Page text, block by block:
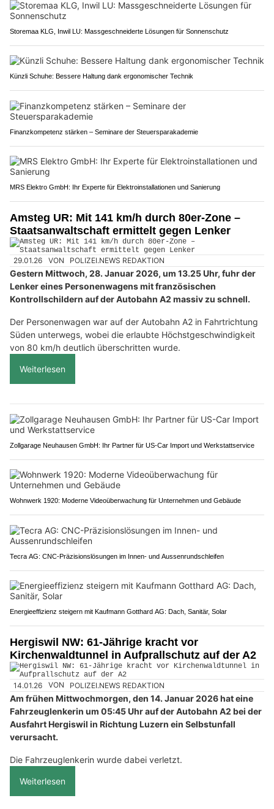
Storemaa KLG, Inwil LU: Massgeschneiderte Lösungen für Sonnenschutz
Künzli Schuhe: Bessere Haltung dank ergonomischer Technik
Finanzkompetenz stärken – Seminare der Steuersparakademie
MRS Elektro GmbH: Ihr Experte für Elektroinstallationen und Sanierung
Amsteg UR: Mit 141 km/h durch 80er-Zone –
Staatsanwaltschaft ermittelt gegen Lenker
29.01.26 VON POLIZEI.NEWS REDAKTION
Gestern Mittwoch, 28. Januar 2026, um 13.25 Uhr, fuhr der
Lenker eines Personenwagens mit französischen
Kontrollschildern auf der Autobahn A2 massiv zu schnell.
Der Personenwagen war auf der Autobahn A2 in Fahrtrichtung
Süden unterwegs, wobei die erlaubte Höchstgeschwindigkeit
von 80 km/h deutlich überschritten wurde.
Weiterlesen
Zollgarage Neuhausen GmbH: Ihr Partner für US-Car Import und Werkstattservice
Wohnwerk 1920: Moderne Videoüberwachung für Unternehmen und Gebäude
Tecra AG: CNC-Präzisionslösungen im Innen- und Aussenrundschleifen
Energieeffizienz steigern mit Kaufmann Gotthard AG: Dach, Sanitär, Solar
Hergiswil NW: 61-Jährige kracht vor
Kirchenwaldtunnel in Aufprallschutz auf der A2
14.01.26 VON POLIZEI.NEWS REDAKTION
Am frühen Mittwochmorgen, den 14. Januar 2026 hat eine
Fahrzeuglenkerin um 05:45 Uhr auf der Autobahn A2 bei der
Ausfahrt Hergiswil in Richtung Luzern ein Selbstunfall
verursacht.
Die Fahrzeuglenkerin wurde dabei verletzt.
Weiterlesen